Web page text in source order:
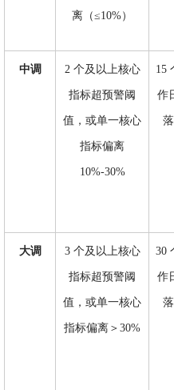
离（≤10%）
中调 2 个及以上核心
指标超预警阈
值，或单一核心
指标偏离
10%-30%
15
作
大调 3 个及以上核心
指标超预警阈
值，或单一核心
指标偏离＞30%
30
作